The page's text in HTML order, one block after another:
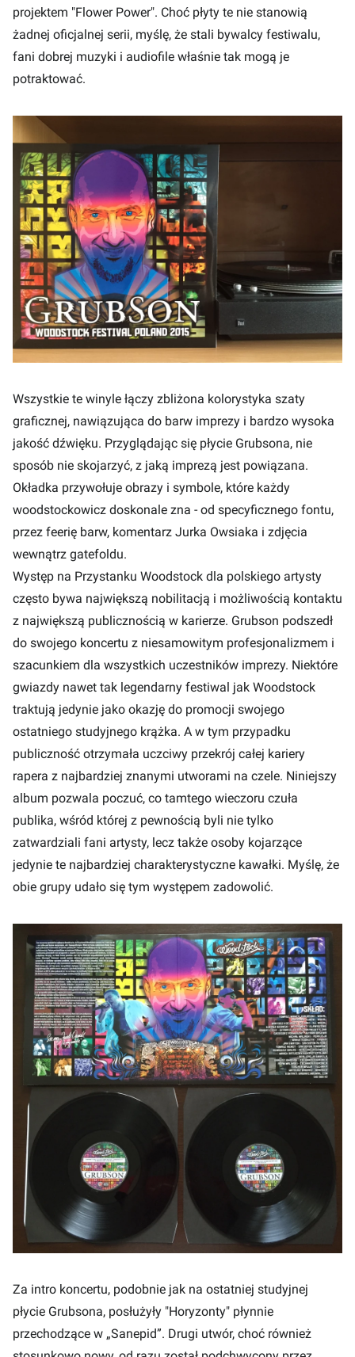
projektem "Flower Power". Choć płyty te nie stanowią
żadnej oficjalnej serii, myślę, że stali bywalcy festiwalu,
fani dobrej muzyki i audiofile właśnie tak mogą je
potraktować.
Wszystkie te winyle łączy zbliżona kolorystyka szaty
graficznej, nawiązująca do barw imprezy i bardzo wysoka
jakość dźwięku. Przyglądając się płycie Grubsona, nie
sposób nie skojarzyć, z jaką imprezą jest powiązana.
Okładka przywołuje obrazy i symbole, które każdy
woodstockowicz doskonale zna - od specyficznego fontu,
przez feerię barw, komentarz Jurka Owsiaka i zdjęcia
wewnątrz gatefoldu.
Występ na Przystanku Woodstock dla polskiego artysty
często bywa największą nobilitacją i możliwością kontaktu
z największą publicznością w karierze. Grubson podszedł
do swojego koncertu z niesamowitym profesjonalizmem i
szacunkiem dla wszystkich uczestników imprezy. Niektóre
gwiazdy nawet tak legendarny festiwal jak Woodstock
traktują jedynie jako okazję do promocji swojego
ostatniego studyjnego krążka. A w tym przypadku
publiczność otrzymała uczciwy przekrój całej kariery
rapera z najbardziej znanymi utworami na czele. Niniejszy
album pozwala poczuć, co tamtego wieczoru czuła
publika, wśród której z pewnością byli nie tylko
zatwardziali fani artysty, lecz także osoby kojarzące
jedynie te najbardziej charakterystyczne kawałki. Myślę, że
obie grupy udało się tym występem zadowolić.
Za intro koncertu, podobnie jak na ostatniej studyjnej
płycie Grubsona, posłużyły "Horyzonty" płynnie
przechodzące w „Sanepid”. Drugi utwór, choć również